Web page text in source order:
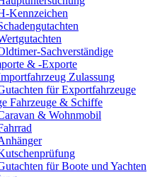
Kennzeichen
Sachverständige
& -Exporte
Zulassung
für Exportfahrzeuge
Fahrzeuge & Schiffe
& Wohnmobil
für Boote und Yachten